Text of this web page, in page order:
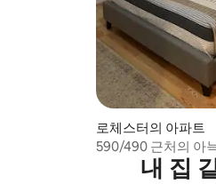
로체스터의 아파트
590/490 근처의 아
내 집